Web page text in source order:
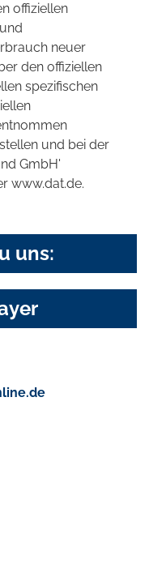
offiziellen
neuer
den offiziellen
spezifischen
und bei der
GmbH'
www.dat.de.
uns: